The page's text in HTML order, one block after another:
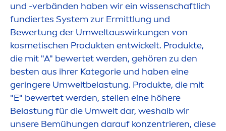
und -verbänden haben wir ein wissenschaftlich
fundiertes System zur Ermittlung und
Bewertung der Umweltauswirkungen von
kosmetischen Produkten entwickelt. Produkte,
die mit "A" bewertet werden, gehören zu den
besten aus ihrer Kategorie und haben eine
geringere Umweltbelastung. Produkte, die mit
"E" bewertet werden, stellen eine höhere
Belastung für die Umwelt dar, weshalb wir
unsere Bemühungen darauf konzentrieren, diese